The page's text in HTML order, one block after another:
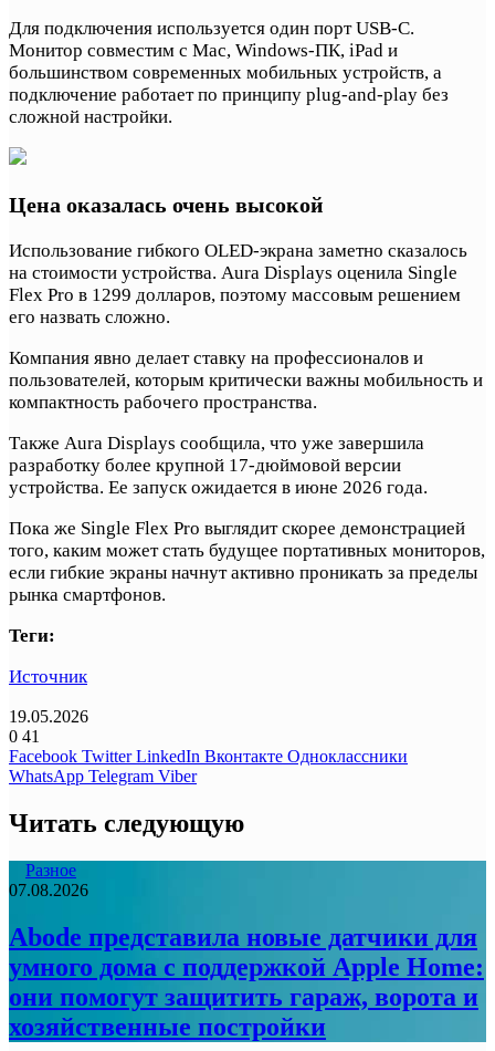
Для подключения используется один порт USB-C.
Монитор совместим с Mac, Windows-ПК, iPad и
большинством современных мобильных устройств, а
подключение работает по принципу plug-and-play без
сложной настройки.
Цена оказалась очень высокой
Использование гибкого OLED-экрана заметно сказалось
на стоимости устройства. Aura Displays оценила Single
Flex Pro в 1299 долларов, поэтому массовым решением
его назвать сложно.
Компания явно делает ставку на профессионалов и
пользователей, которым критически важны мобильность и
компактность рабочего пространства.
Также Aura Displays сообщила, что уже завершила
разработку более крупной 17-дюймовой версии
устройства. Ее запуск ожидается в июне 2026 года.
Пока же Single Flex Pro выглядит скорее демонстрацией
того, каким может стать будущее портативных мониторов,
если гибкие экраны начнут активно проникать за пределы
рынка смартфонов.
Теги:
Источник
19.05.2026
0 41
Facebook Twitter LinkedIn Вконтакте Одноклассники
WhatsApp Telegram Viber
Читать следующую
Разное
07.08.2026
Abode представила новые датчики для
умного дома с поддержкой Apple Home:
они помогут защитить гараж, ворота и
хозяйственные постройки